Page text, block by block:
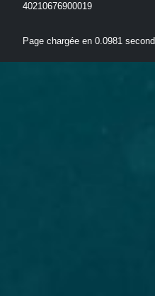
40210676900019
Page chargée en 0.0981